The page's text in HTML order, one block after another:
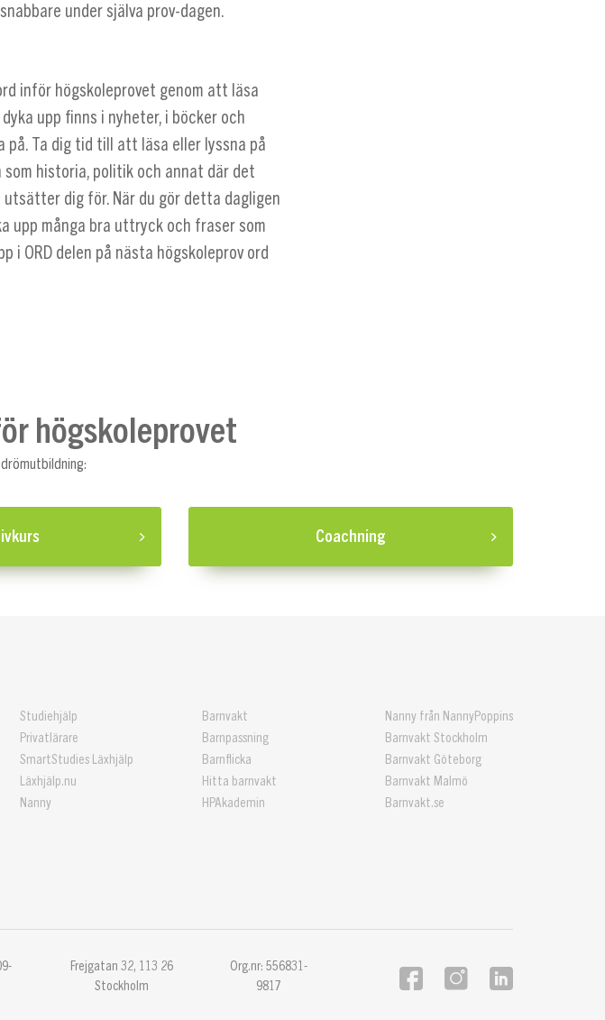
under själva prov-dagen.
inför högskoleprovet genom att läsa
upp finns i nyheter, i böcker och
på. Ta dig tid till att läsa eller lyssna på
som historia, politik och annat där det
dig för. När du gör detta dagligen
upp många bra uttryck och fraser som
i ORD delen på nästa högskoleprov ord
högskoleprovet
Coachning
Studiehjälp
Privatlärare
SmartStudies Läxhjälp
Läxhjälp.nu
Nanny
Barnvakt
Barnpassning
Barnflicka
Hitta barnvakt
HPAkademin
Nanny från NannyPoppins
Barnvakt Stockholm
Barnvakt Göteborg
Barnvakt Malmö
Barnvakt.se
Frejgatan 32, 113 26
Stockholm
Org.nr: 556831-
9817